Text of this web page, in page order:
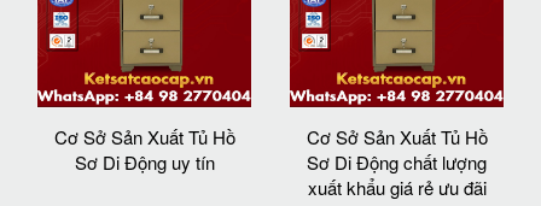
Cơ Sở Sản Xuất Tủ Hồ
Sơ Di Động uy tín
Cơ Sở Sản Xuất Tủ Hồ
Sơ Di Động chất lượng
xuất khẩu giá rẻ ưu đãi